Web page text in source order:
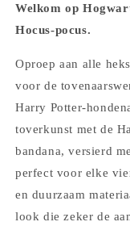
Welkom op
Hocus-pocus.
Oproep aan alle
voor de
Harry Potter-
toverkunst met de
bandana, versierd
perfect voor elke
en duurzaam
look die zeker de